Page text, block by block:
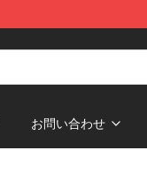
お問い合わせ